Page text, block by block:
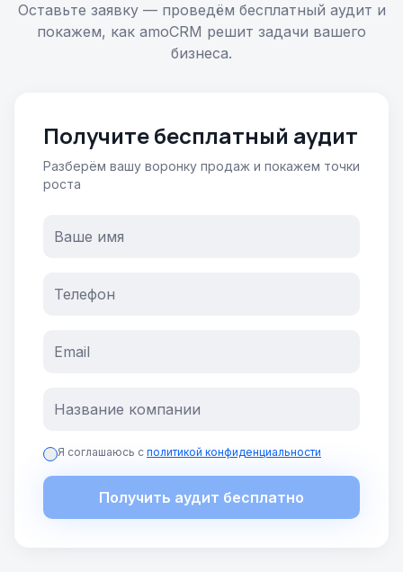
Оставьте заявку — проведём бесплатный аудит и
покажем, как amoCRM решит задачи вашего
бизнеса.
Получите бесплатный аудит
Разберём вашу воронку продаж и покажем точки
роста
Я соглашаюсь с политикой конфиденциальности
Получить аудит бесплатно